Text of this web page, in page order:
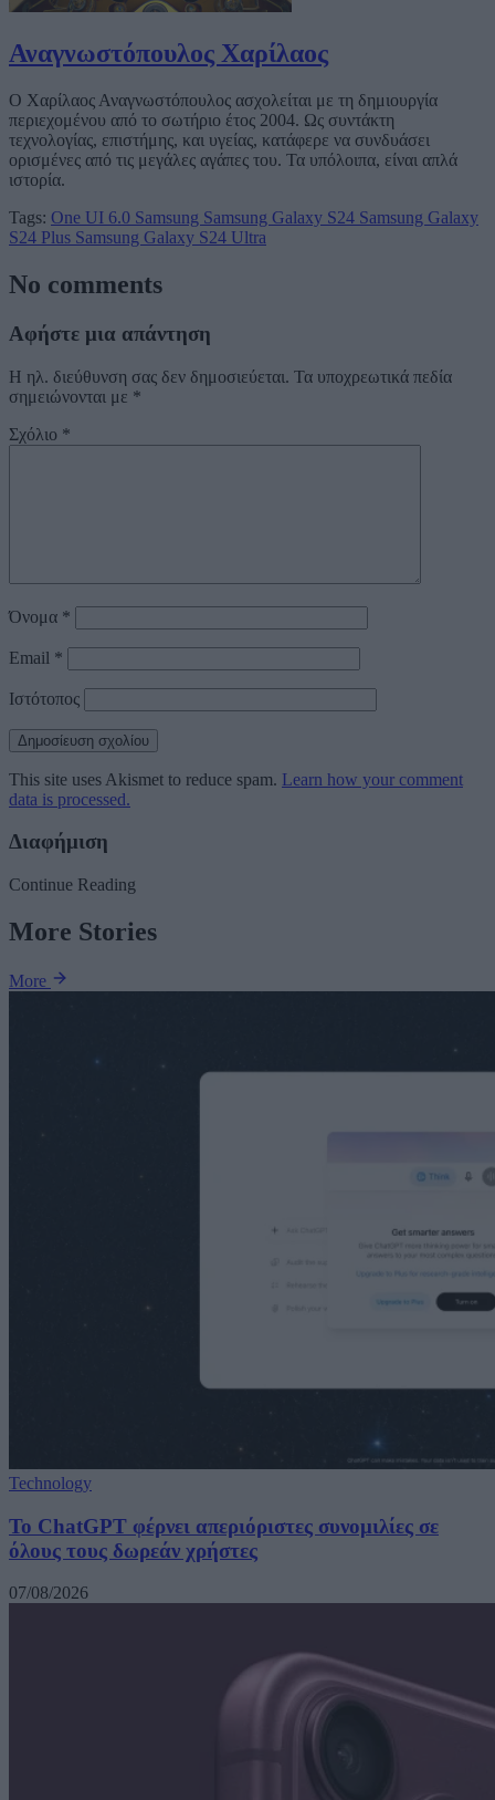
Αναγνωστόπουλος Χαρίλαος
Ο Χαρίλαος Αναγνωστόπουλος ασχολείται με τη δημιουργία
περιεχομένου από το σωτήριο έτος 2004. Ως συντάκτη
τεχνολογίας, επιστήμης, και υγείας, κατάφερε να συνδυάσει
ορισμένες από τις μεγάλες αγάπες του. Τα υπόλοιπα, είναι απλά
ιστορία.
Tags: One UI 6.0 Samsung Samsung Galaxy S24 Samsung Galaxy
S24 Plus Samsung Galaxy S24 Ultra
No comments
Αφήστε μια απάντηση
Η ηλ. διεύθυνση σας δεν δημοσιεύεται. Τα υποχρεωτικά πεδία
σημειώνονται με *
Σχόλιο *
Όνομα *
Email *
Ιστότοπος
This site uses Akismet to reduce spam. Learn how your comment
data is processed.
Διαφήμιση
Continue Reading
More Stories
More
Technology
Το ChatGPT φέρνει απεριόριστες συνομιλίες σε
όλους τους δωρεάν χρήστες
07/08/2026